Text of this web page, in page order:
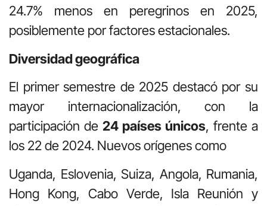
24.7% menos en peregrinos en 2025,
posiblemente por factores estacionales.
Diversidad geográfica
El primer semestre de 2025 destacó por su
mayor internacionalización, con la
participación de 24 países únicos, frente a
los 22 de 2024. Nuevos orígenes como
Uganda, Eslovenia, Suiza, Angola, Rumania,
Hong Kong, Cabo Verde, Isla Reunión y